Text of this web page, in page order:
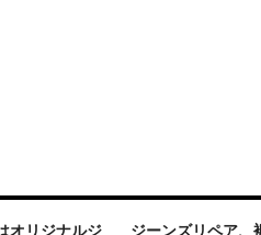
オリジナルジ ジーンズリペア、